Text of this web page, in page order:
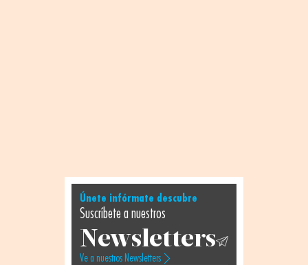
Únete infórmate descubre
Suscríbete a nuestros
Newsletters
Ve a nuestros Newsletters